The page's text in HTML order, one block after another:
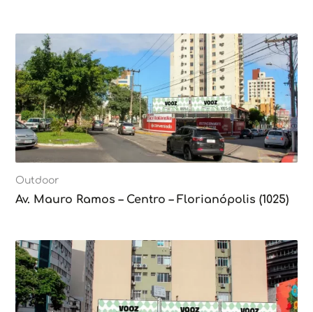
Outdoor
Av. Mauro Ramos – Centro – Florianópolis (1025)